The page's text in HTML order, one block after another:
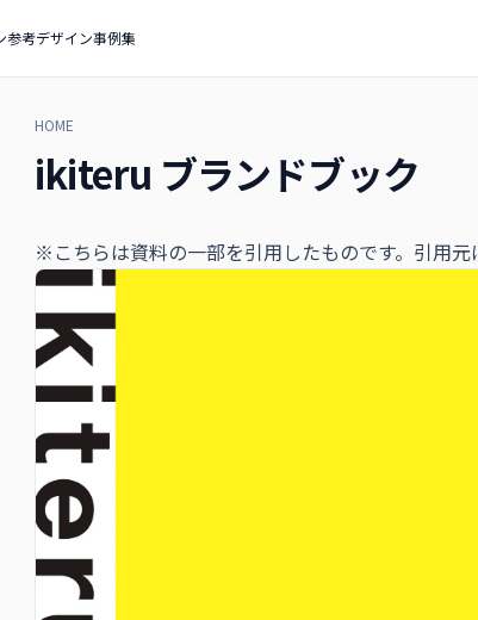
参考デザイン事例集
HOME
ikiteru ブランドブック
※こちらは資料の一部を引用したものです。引用元